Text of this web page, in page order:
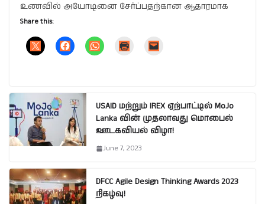
உணவில் அயோடினை சேர்ப்பதற்கான ஆதாரமாக
Share this:
USAID மற்றும் IREX ஏற்பாட்டில் MoJo
Lanka வின் முதலாவது மொபைல்
ஊடகவியல் விழா!
June 7, 2023
DFCC Agile Design Thinking Awards 2023
நிகழ்வு!